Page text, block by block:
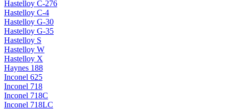
Hastelloy C-276
Hastelloy C-4
Hastelloy G-30
Hastelloy G-35
Hastelloy S
Hastelloy W
Hastelloy X
Haynes 188
Inconel 625
Inconel 718
Inconel 718C
Inconel 718LC